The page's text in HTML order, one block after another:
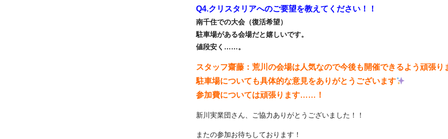
Q4.クリスタリアへのご要望を教えてください！！
南千住での大会（復活希望）
駐車場がある会場だと嬉しいです。
値段安く……。
スタッフ齋藤：荒川の会場は人気なので今後も開催できるよう頑張り
駐車場についても具体的な意見をありがとうございます
参加費については頑張ります……！
新川実業団さん、ご協力ありがとうございました！！
またの参加お待ちしております！